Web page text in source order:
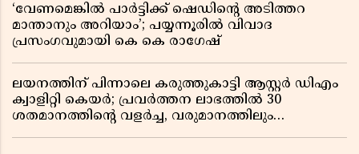
‘വേണമെങ്കിൽ പാർട്ടിക്ക് ഷെഡിൻ്റെ അടിത്തറ
മാന്താനും അറിയാം’; പയ്യന്നൂരിൽ വിവാദ
പ്രസംഗവുമായി കെ കെ രാഗേഷ്
ലയനത്തിന് പിന്നാലെ കരുത്തുകാട്ടി ആസ്റ്റർ ഡിഎം
ക്വാളിറ്റി കെയർ; പ്രവർത്തന ലാഭത്തിൽ 30
ശതമാനത്തിൻ്റെ വളർച്ച, വരുമാനത്തിലും